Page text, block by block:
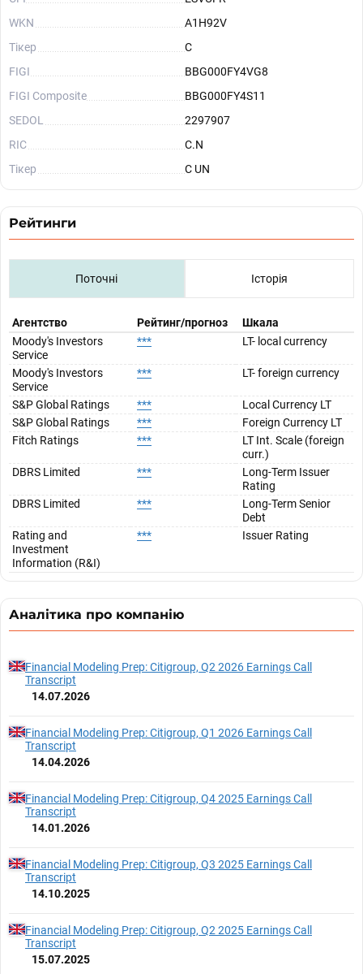
WKN
A1H92V
Тікер
C
FIGI
BBG000FY4VG8
FIGI Composite
BBG000FY4S11
SEDOL
2297907
RIC
C.N
Тікер
C UN
Рейтинги
Поточні Історія
Агентство Рейтинг/прогноз
Шкала
Moody's Investors
Service
*** LT- local currency
Moody's Investors
Service
*** LT- foreign currency
S&P Global Ratings ***
Local Currency LT
S&P Global Ratings
***
Foreign Currency LT
Fitch Ratings
***
LT Int. Scale (foreign
curr.)
DBRS Limited
***
Long-Term Issuer
Rating
DBRS Limited
***
Long-Term Senior
Debt
Rating and
Investment
Information (R&I)
*** Issuer Rating
Аналітика про компанію
Financial Modeling Prep: Citigroup, Q2 2026 Earnings Call
Transcript
14.07.2026
Financial Modeling Prep: Citigroup, Q1 2026 Earnings Call
Transcript
14.04.2026
Financial Modeling Prep: Citigroup, Q4 2025 Earnings Call
Transcript
14.01.2026
Financial Modeling Prep: Citigroup, Q3 2025 Earnings Call
Transcript
14.10.2025
Financial Modeling Prep: Citigroup, Q2 2025 Earnings Call
Transcript
15.07.2025